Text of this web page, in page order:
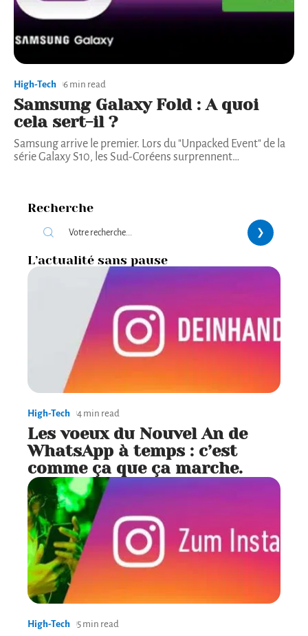
High-Tech 6 min read
Samsung Galaxy Fold : A quoi
cela sert-il ?
Samsung arrive le premier. Lors du "Unpacked Event" de la
série Galaxy S10, les Sud-Coréens surprennent…
Recherche
L’actualité sans pause
High-Tech 4 min read
Les voeux du Nouvel An de
WhatsApp à temps : c’est
comme ça que ça marche.
High-Tech 5 min read